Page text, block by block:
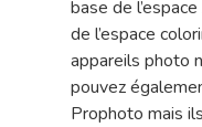
base de
de l’espace
appareils photo
pouvez
Prophoto mais